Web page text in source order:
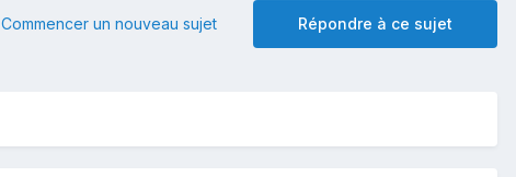
Répondre à ce sujet
Commencer un nouveau sujet